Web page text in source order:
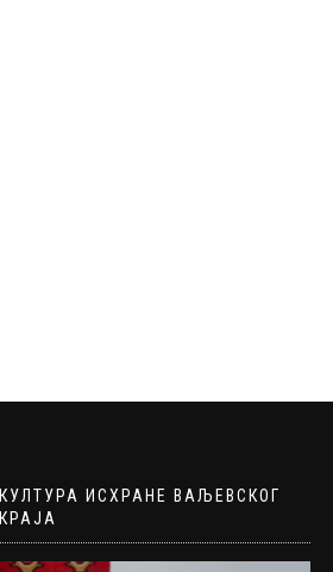
КУЛТУРА ИСХРАНЕ ВАЉЕВСКОГ
КРАЈА